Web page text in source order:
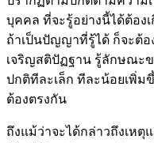
บุคคล ที่จะรู้อย่างนี้ได้ต้อง
ถ้าเป็นปัญญาที่รู้ได้ ก็จะต้อ
เจริญสติปัฏฐาน รู้ลักษณะ
ปกติทีละเล็ก ทีละน้อยเพิ่ม
ต้องตรงกัน
ถึงแม้ว่าจะได้กล่าวถึงเหตุ